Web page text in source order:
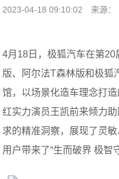
2023-04-18 09:10:02 来源：
4月18日，极狐汽车在第
版、阿尔法T森林版和极狐
馆，以场景化造车理念打造
红实力演员王凯前来倾力
求的精准洞察，展现了灵
用户带来了“生而破界 极智